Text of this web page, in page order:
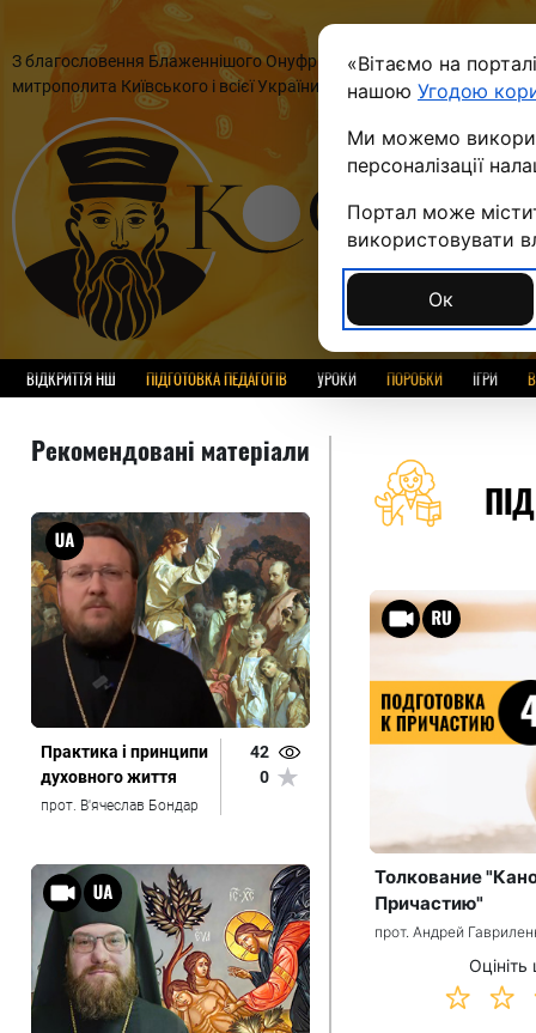
«Вітаємо на
нашою Угодою
Ми можемо
персоналізації
Портал може
використовувати
Ок
З благословення Блаженнішого Онуфрія,
митрополита Київського і всієї України
ВІДКРИТТЯ НШ ПІДГОТОВКА ПЕДАГОГІВ УРОКИ ПОРОБКИ ІГРИ
Рекомендовані матеріали
Практика і принципи
духовного життя
прот. В'ячеслав Бондар
42
0
Толкование
Причастию"
прот. Андрей
Оцініть